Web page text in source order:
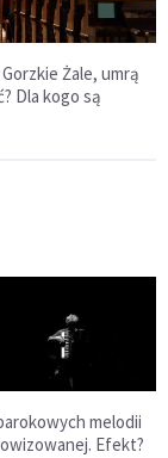
Żale, umrą
Dla kogo są
melodii
Efekt?